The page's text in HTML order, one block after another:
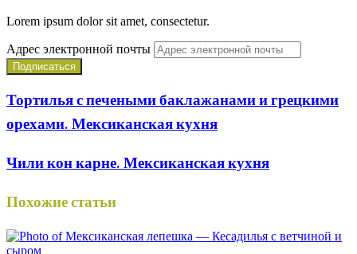
Lorem ipsum dolor sit amet, consectetur.
Адрес электронной почты
Тортилья с печеными баклажанами и грецкими
орехами. Мексиканская кухня
Чили кон карне. Мексиканская кухня
Похожие статьи